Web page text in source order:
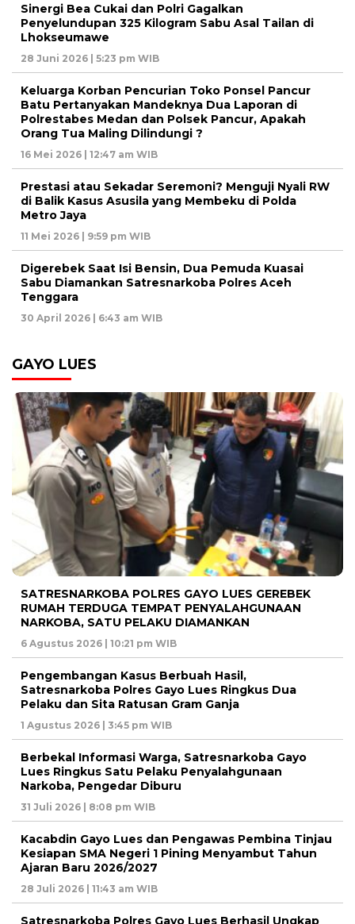
Sinergi Bea Cukai dan Polri Gagalkan
Penyelundupan 325 Kilogram Sabu Asal Tailan di
Lhokseumawe
28 Juni 2026 | 5:23 pm WIB
Keluarga Korban Pencurian Toko Ponsel Pancur
Batu Pertanyakan Mandeknya Dua Laporan di
Polrestabes Medan dan Polsek Pancur, Apakah
Orang Tua Maling Dilindungi ?
16 Mei 2026 | 12:47 am WIB
Prestasi atau Sekadar Seremoni? Menguji Nyali RW
di Balik Kasus Asusila yang Membeku di Polda
Metro Jaya
11 Mei 2026 | 9:59 pm WIB
Digerebek Saat Isi Bensin, Dua Pemuda Kuasai
Sabu Diamankan Satresnarkoba Polres Aceh
Tenggara
30 April 2026 | 6:43 am WIB
GAYO LUES
SATRESNARKOBA POLRES GAYO LUES GEREBEK
RUMAH TERDUGA TEMPAT PENYALAHGUNAAN
NARKOBA, SATU PELAKU DIAMANKAN
6 Agustus 2026 | 10:21 pm WIB
Pengembangan Kasus Berbuah Hasil,
Satresnarkoba Polres Gayo Lues Ringkus Dua
Pelaku dan Sita Ratusan Gram Ganja
1 Agustus 2026 | 3:45 pm WIB
Berbekal Informasi Warga, Satresnarkoba Gayo
Lues Ringkus Satu Pelaku Penyalahgunaan
Narkoba, Pengedar Diburu
31 Juli 2026 | 8:08 pm WIB
Kacabdin Gayo Lues dan Pengawas Pembina Tinjau
Kesiapan SMA Negeri 1 Pining Menyambut Tahun
Ajaran Baru 2026/2027
28 Juli 2026 | 11:43 am WIB
Satresnarkoba Polres Gayo Lues Berhasil Ungkap